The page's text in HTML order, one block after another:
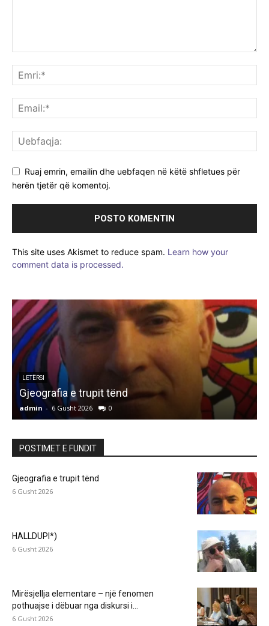
Ruaj emrin, emailin dhe uebfaqen në këtë shfletues për
herën tjetër që komentoj.
This site uses Akismet to reduce spam. Learn how your
comment data is processed.
ARTIKUJ
HALLDUPI*)
admin - 6 Gusht 2026 0
POSTIMET E FUNDIT
Gjeografia e trupit tënd
6 Gusht 2026
HALLDUPI*)
6 Gusht 2026
Mirësjellja elementare – një fenomen
pothuajse i dëbuar nga diskursi i...
6 Gusht 2026